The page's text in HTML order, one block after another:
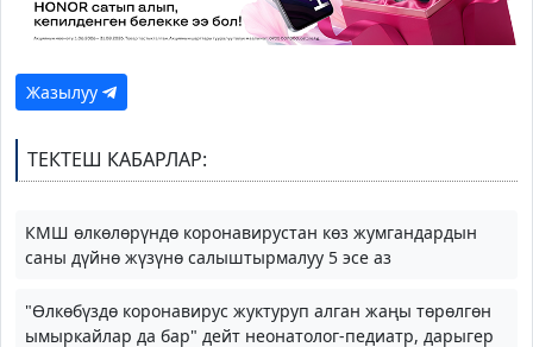
Жазылуу
ТЕКТЕШ КАБАРЛАР:
КМШ өлкөлөрүндө коронавирустан көз жумгандардын
саны дүйнө жүзүнө салыштырмалуу 5 эсе аз
"Өлкөбүздө коронавирус жуктуруп алган жаңы төрөлгөн
ымыркайлар да бар" дейт неонатолог-педиатр, дарыгер